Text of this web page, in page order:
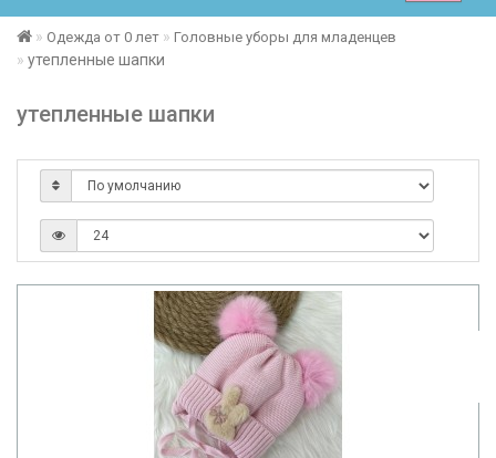
Одежда от 0 лет Головные уборы для младенцев
утепленные шапки
утепленные шапки